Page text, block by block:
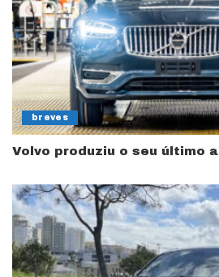
breves
Volvo produziu o seu último